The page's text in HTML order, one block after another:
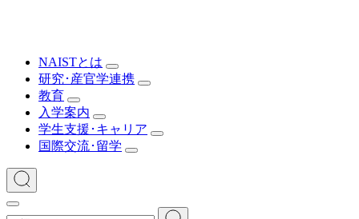
NAISTとは
研究･産官学連携
教育
入学案内
学生支援･キャリア
国際交流･留学